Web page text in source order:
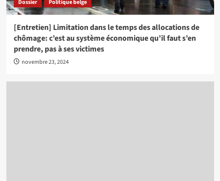
Dossier Politique belge
[Entretien] Limitation dans le temps des allocations de
chômage: c’est au système économique qu’il faut s’en
prendre, pas à ses victimes
novembre 23, 2024